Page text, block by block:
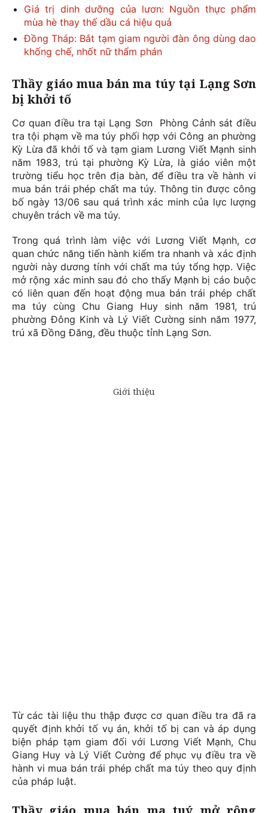
Giá trị dinh dưỡng của lươn: Nguồn thực phẩm
mùa hè thay thế dầu cá hiệu quả
Đồng Tháp: Bắt tạm giam người đàn ông dùng dao
khống chế, nhốt nữ thẩm phán
Thầy giáo mua bán ma túy tại Lạng Sơn
bị khởi tố
Cơ quan điều tra tại Lạng Sơn Phòng Cảnh sát điều
tra tội phạm về ma túy phối hợp với Công an phường
Kỳ Lừa đã khởi tố và tạm giam Lương Viết Mạnh sinh
năm 1983, trú tại phường Kỳ Lừa, là giáo viên một
trường tiểu học trên địa bàn, để điều tra về hành vi
mua bán trái phép chất ma túy. Thông tin được công
bố ngày 13/06 sau quá trình xác minh của lực lượng
chuyên trách về ma túy.
Trong quá trình làm việc với Lương Viết Mạnh, cơ
quan chức năng tiến hành kiểm tra nhanh và xác định
người này dương tính với chất ma túy tổng hợp. Việc
mở rộng xác minh sau đó cho thấy Mạnh bị cáo buộc
có liên quan đến hoạt động mua bán trái phép chất
ma túy cùng Chu Giang Huy sinh năm 1981, trú
phường Đông Kinh và Lý Viết Cường sinh năm 1977,
trú xã Đồng Đăng, đều thuộc tỉnh Lạng Sơn.
Từ các tài liệu thu thập được cơ quan điều tra đã ra
quyết định khởi tố vụ án, khởi tố bị can và áp dụng
biện pháp tạm giam đối với Lương Viết Mạnh, Chu
Giang Huy và Lý Viết Cường để phục vụ điều tra về
hành vi mua bán trái phép chất ma túy theo quy định
của pháp luật.